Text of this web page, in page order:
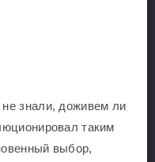
знали, доживем ли
таким
выбор,